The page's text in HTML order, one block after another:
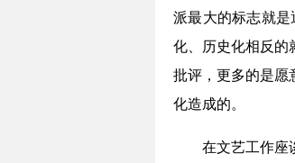
派最大的标志就
化、历史化相反的
批评，更多的是愿
化造成的。
在文艺工作座